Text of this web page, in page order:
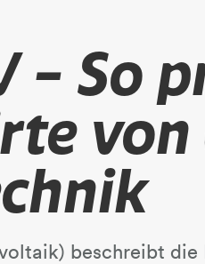
– So
von
beschreibt